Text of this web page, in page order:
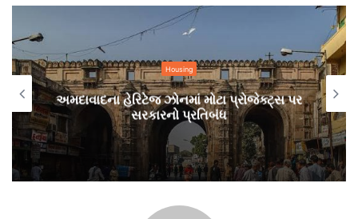
Housing
અમદાવાદના હેરિટેજ ઝોનમાં મોટા પ્રોજેક્ટ્સ પર
સરકારનો પ્રતિબંધ